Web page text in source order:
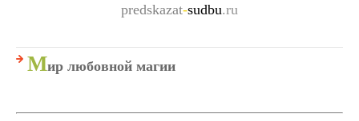
predskazat-sudbu.ru
Мир любовной магии